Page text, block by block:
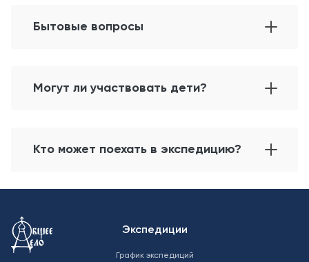
Бытовые вопросы
Могут ли участвовать дети?
Кто может поехать в экспедицию?
Меню в подвалеЭкспедиции
График экспедиций